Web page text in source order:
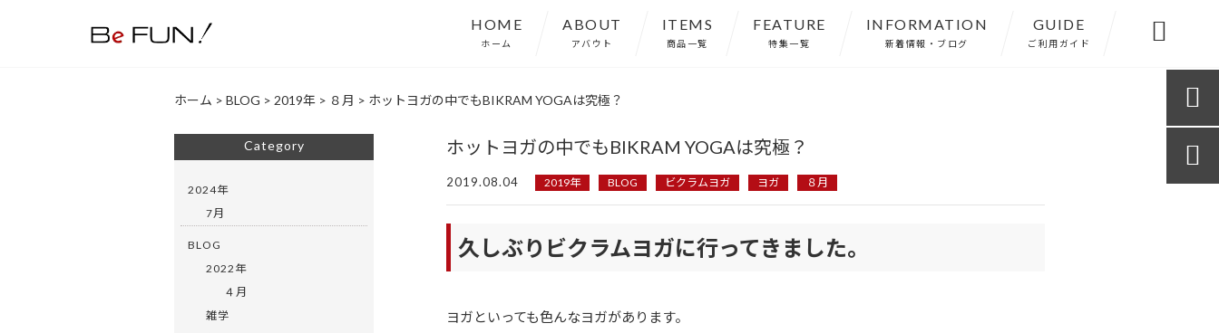
HOME
ホーム
ABOUT
アバウト
ITEMS
商品一覧
FEATURE
特集一覧
INFORMATION
新着情報・ブログ
GUIDE
ご利用ガイド 
ホーム > BLOG > 2019年 > ８月 > ホットヨガの中でもBIKRAM YOGAは究極？
ホットヨガの中でもBIKRAM YOGAは究極？
2019.08.04 2019年 BLOG ビクラムヨガ ヨガ ８月
久しぶりビクラムヨガに行ってきました。
ヨガといっても色んなヨガがあります。
Category
2024年
7月
BLOG
2022年
４月
雑学

